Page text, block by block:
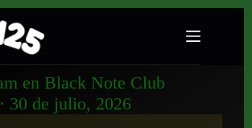
en Black Note Club
30 de julio, 2026